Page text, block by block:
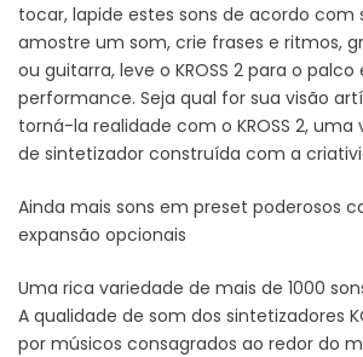
tocar, lapide estes sons de acordo com
amostre um som, crie frases e ritmos,
ou guitarra, leve o KROSS 2 para o palco
performance. Seja qual for sua visão
torná-la realidade com o KROSS 2,
de sintetizador construída com a
Ainda mais sons em preset poderosos
expansão opcionais
Uma rica variedade de mais de 1000
A qualidade de som dos sintetizadores
por músicos consagrados ao redor do